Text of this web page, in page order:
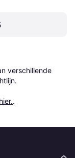
verschillende
.